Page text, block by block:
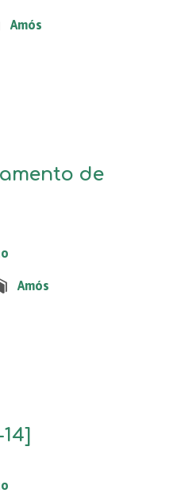
Amós
de
Amós